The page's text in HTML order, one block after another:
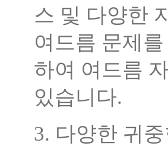
스 및 다양한
여드름 문제
하여 여드름
있습니다.
3. 다양한 귀